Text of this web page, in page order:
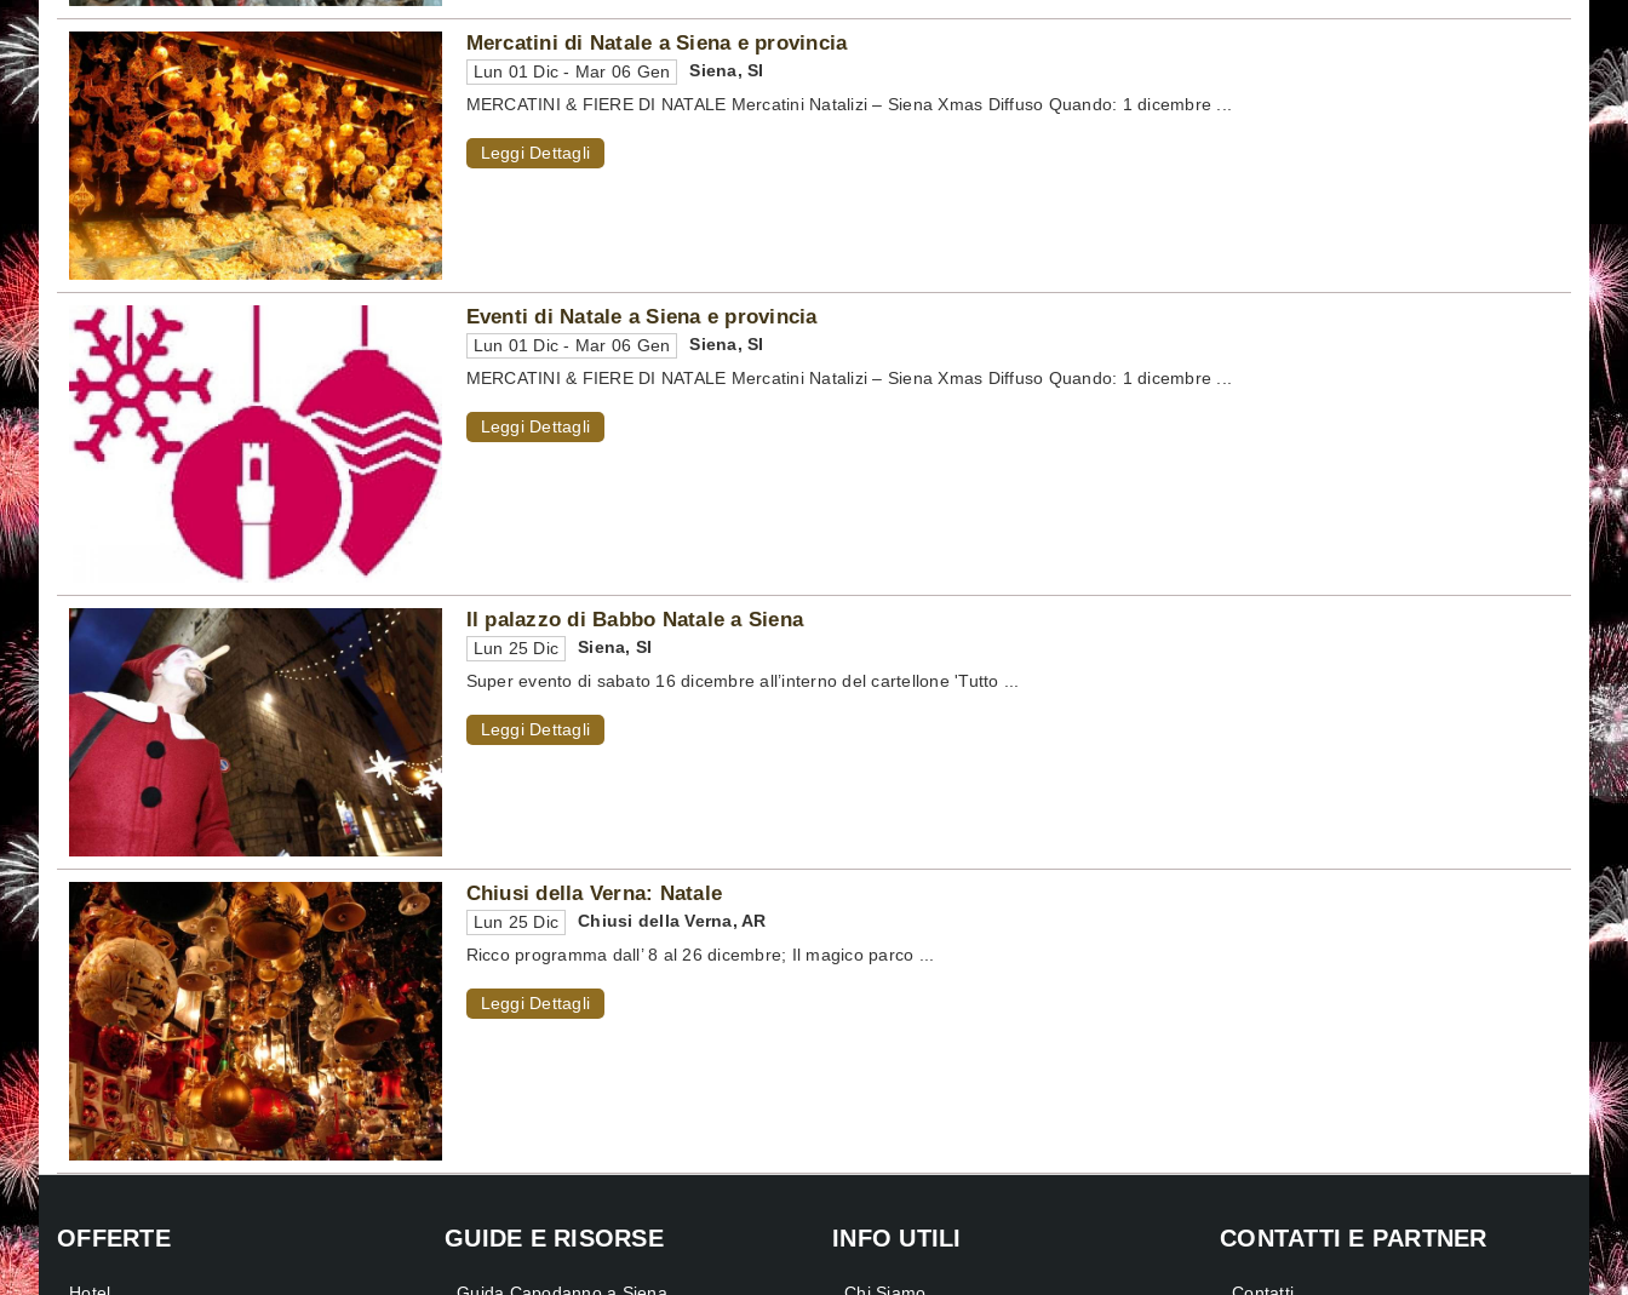
Mercatini di Natale a Siena e provincia
Lun 01 Dic - Mar 06 Gen Siena, SI
MERCATINI & FIERE DI NATALE Mercatini Natalizi – Siena Xmas Diffuso Quando: 1 dicembre ...
Leggi Dettagli
Eventi di Natale a Siena e provincia
Lun 01 Dic - Mar 06 Gen Siena, SI
MERCATINI & FIERE DI NATALE Mercatini Natalizi – Siena Xmas Diffuso Quando: 1 dicembre ...
Leggi Dettagli
Il palazzo di Babbo Natale a Siena
Lun 25 Dic Siena, SI
Super evento di sabato 16 dicembre all’interno del cartellone 'Tutto ...
Leggi Dettagli
Chiusi della Verna: Natale
Lun 25 Dic Chiusi della Verna, AR
Ricco programma dall’ 8 al 26 dicembre; Il magico parco ...
Leggi Dettagli
OFFERTE GUIDE E RISORSE INFO UTILI CONTATTI E PARTNER